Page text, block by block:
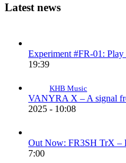
Latest news
Experiment #FR-01: Play
19:39
KHB Music
VANYRA X – A signal
2025 - 10:08
Out Now: FR3SH TrX –
7:00